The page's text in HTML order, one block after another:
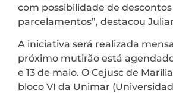
com possibilidade de descontos
parcelamentos”, destacou
A iniciativa será realizada
próximo mutirão está agendado
e 13 de maio. O Cejusc de
bloco VI da Unimar